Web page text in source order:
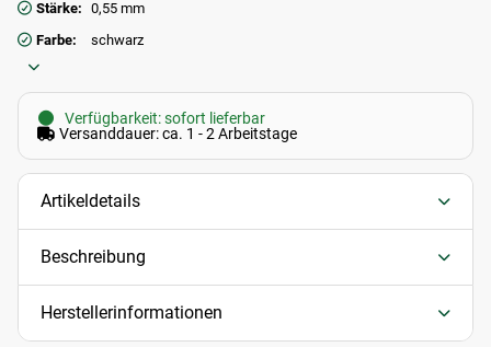
Stärke: 0,55 mm
Farbe:
schwarz
Verfügbarkeit: sofort lieferbar
Versanddauer: ca. 1 - 2 Arbeitstage
Artikeldetails
Beschreibung
Herstellerinformationen